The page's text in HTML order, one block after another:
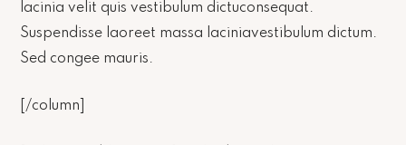
lacinia velit quis vestibulum dictuconsequat.
Suspendisse laoreet massa laciniavestibulum dictum.
Sed congee mauris.
[/column]